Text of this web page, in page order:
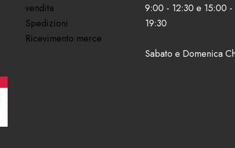
vendita
Spedizioni
Ricevimento merce
9:00 - 12:30 e 15:00 -
19:30
Sabato e Domenica